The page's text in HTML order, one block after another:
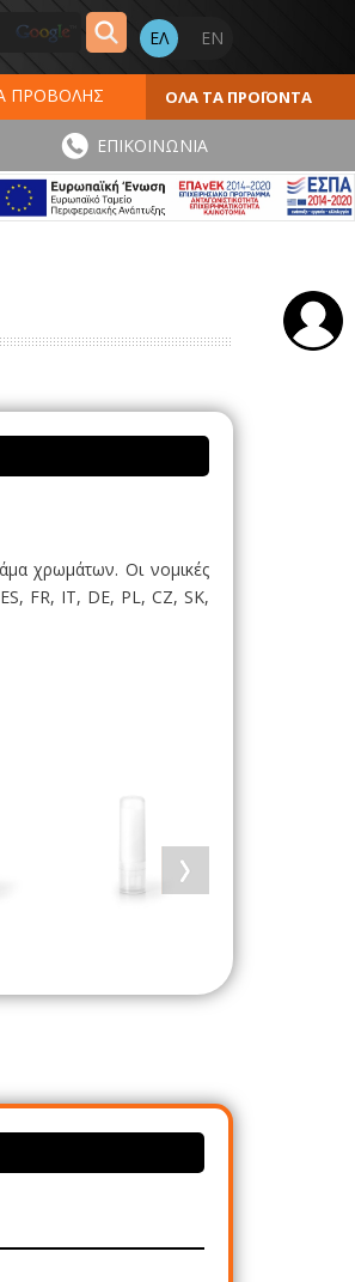
ΠΡΟΒΟΛΗΣ
ΕΚΤΥΠΩΣΕΙΣ
- ΕΤΙΚΕΤΕΣ
ΟΛΑ ΤΑ ΠΡΟΪΟΝΤΑ
ΕΠΙΚΟΙΝΩΝΙΑ
χρωμάτων. Οι νομικές
FR, IT, DE, PL, CZ, SK,